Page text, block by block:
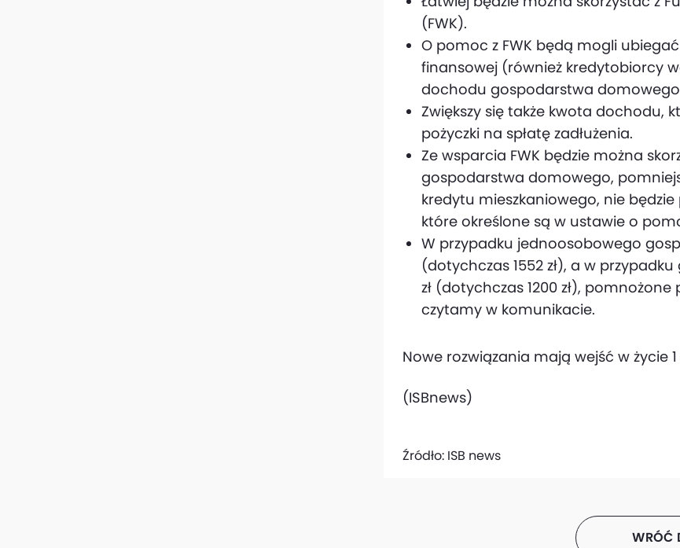
(FWK).
O pomoc z FWK będą mogli
finansowej (również kredytobiorcy
dochodu gospodarstwa
Zwiększy się także kwota dochodu,
pożyczki na spłatę zadłużenia.
Ze wsparcia FWK będzie można
gospodarstwa domowego,
kredytu mieszkaniowego, nie
które określone są w ustawie o
W przypadku jednoosobowego
(dotychczas 1552 zł), a w
zł (dotychczas 1200 zł),
czytamy w komunikacie.
Nowe rozwiązania mają wejść w życie
(ISBnews)
Źródło: ISB news
WRÓĆ